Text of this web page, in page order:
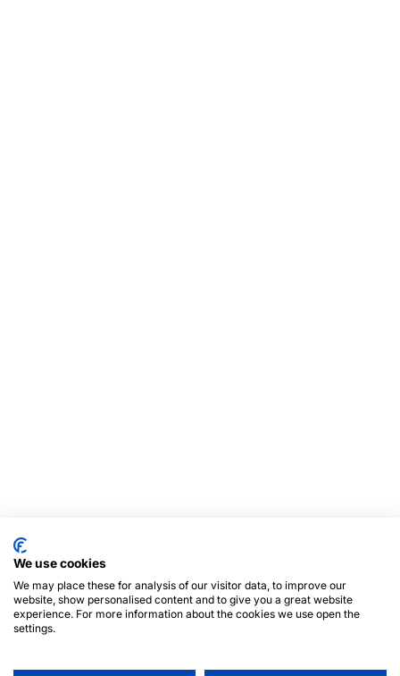
We use cookies
We may place these for analysis of our visitor data, to improve our
website, show personalised content and to give you a great website
experience. For more information about the cookies we use open the
settings.